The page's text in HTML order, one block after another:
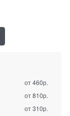
от 460р.
от 810р.
от 310р.